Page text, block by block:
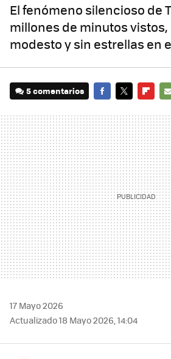
El fenómeno silencioso de
millones de minutos
modesto y sin estrellas en
5 comentarios
17 Mayo 2026
Actualizado 18 Mayo 2026, 14:04